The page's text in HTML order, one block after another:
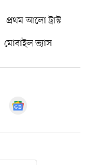
প্রথম আলো ট্রাস্ট
মোবাইল ভ্যাস